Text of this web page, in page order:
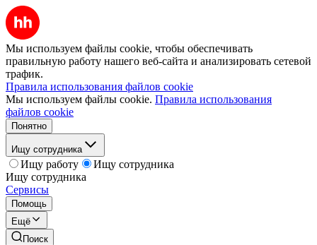
Мы используем файлы cookie, чтобы обеспечивать
правильную работу нашего веб-сайта и анализировать сетевой
трафик.
Правила использования файлов cookie
Мы используем файлы cookie. Правила использования
файлов cookie
Понятно
Ищу сотрудника
Ищу работу
Ищу сотрудника
Ищу сотрудника
Сервисы
Помощь
Ещё
Поиск